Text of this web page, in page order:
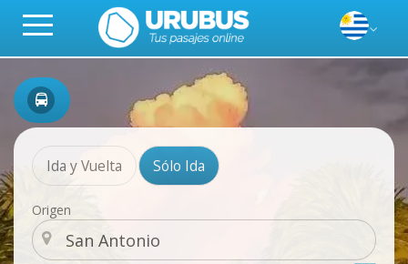
Ida y Vuelta Sólo Ida
Origen